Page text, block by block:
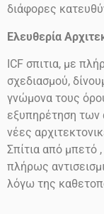
διάφορες
Ελευθερία
ICF σπιτια, με
σχεδιασμού,
γνώμονα τους
εξυπηρέτηση των
νέες
Σπίτια από μπετό
πλήρως
λόγω της